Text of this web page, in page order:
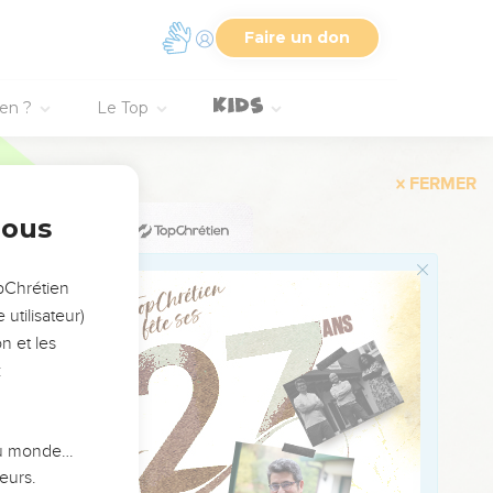
Faire un don
? Le Top
de Christ, en vérité,
vaudrait pour lui
estropié dans la vie,
boiteux dans la
dans le royaume
utilisateur)
et les
monde…